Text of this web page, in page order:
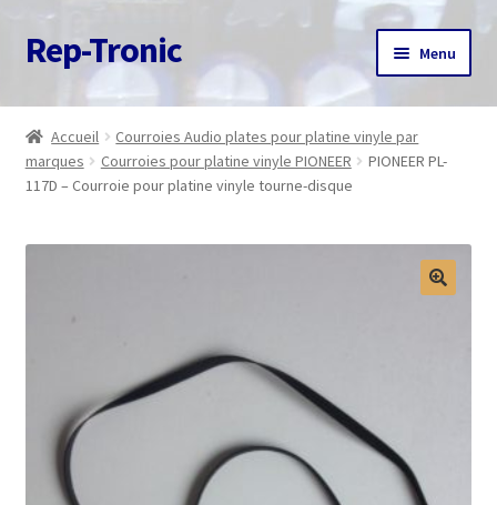
Aller
à
navigation
Aller
au
Rep-Tronic Menu
Accueil
A propos
Contact
Avis client
Accueil
Courroies Audio plates pour platine vinyle par
marques
Courroies pour platine vinyle PIONEER
PIONEER PL-
117D – Courroie pour platine vinyle tourne-disque